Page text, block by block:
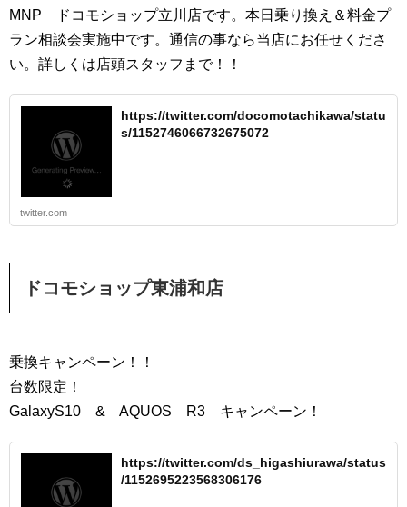
MNP ドコモショップ立川店です。本日乗り換え＆料金プ
ラン相談会実施中です。通信の事なら当店にお任せくださ
い。詳しくは店頭スタッフまで！！
https://twitter.com/docomotachikawa/statu
s/1152746066732675072
twitter.com
ドコモショップ東浦和店
乗換キャンペーン！！
台数限定！
GalaxyS10 & AQUOS R3 キャンペーン！
https://twitter.com/ds_higashiurawa/status
/1152695223568306176